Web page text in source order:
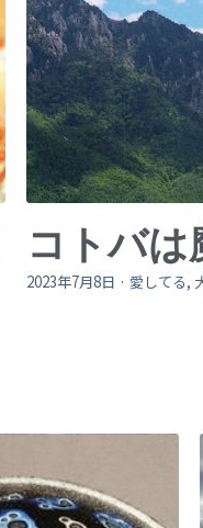
コトバは
2023年7月8日 · 愛してる,